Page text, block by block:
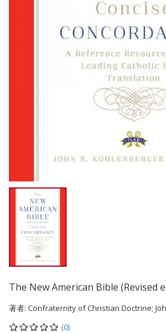
The New American Bible (Revised
著者: Confraternity of Christian Doctrine;
(0)